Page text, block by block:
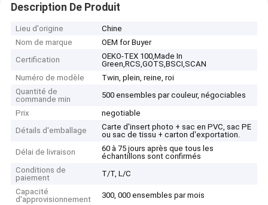
Description De Produit
Lieu d'origine
Chine
Nom de marque
OEM for Buyer
Certification
OEKO-TEX 100,Made In
Green,RCS,GOTS,BSCI,SCAN
Numéro de modèle
Twin, plein, reine, roi
Quantité de
commande min
500 ensembles par couleur, négociables
Prix
negotiable
Détails d'emballage
Carte d'insert photo + sac en PVC, sac PE
ou sac de tissu + carton d'exportation.
Délai de livraison
60 à 75 jours après que tous les
échantillons sont confirmés
Conditions de
paiement
T/T, L/C
Capacité
d'approvisionnement
300, 000 ensembles par mois